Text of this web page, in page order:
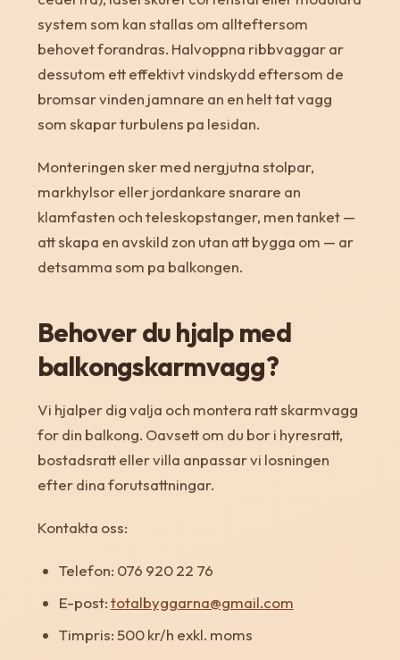
system som kan stallas om allteftersom
behovet forandras. Halvoppna ribbvaggar ar
dessutom ett effektivt vindskydd eftersom de
bromsar vinden jamnare an en helt tat vagg
som skapar turbulens pa lesidan.
Monteringen sker med nergjutna stolpar,
markhylsor eller jordankare snarare an
klamfasten och teleskopstanger, men tanket —
att skapa en avskild zon utan att bygga om — ar
detsamma som pa balkongen.
Behover du hjalp med
balkongskarmvagg?
Vi hjalper dig valja och montera ratt skarmvagg
for din balkong. Oavsett om du bor i hyresratt,
bostadsratt eller villa anpassar vi losningen
efter dina forutsattningar.
Kontakta oss:
Telefon: 076 920 22 76
E-post:totalbyggarna@gmail.com
Timpris: 500 kr/h exkl. moms